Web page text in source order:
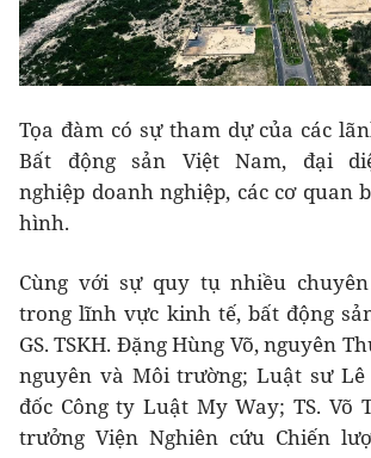
Tọa đàm có sự tham dự của các
Bất động sản Việt Nam, đại
nghiệp doanh nghiệp, các cơ quan
hình.
Cùng với sự quy tụ nhiều
trong lĩnh vực kinh tế, bất động
GS. TSKH. Đặng Hùng Võ, nguyên
nguyên và Môi trường; Luật sư Lê
đốc Công ty Luật My Way; TS. Võ
trưởng Viện Nghiên cứu Chiến